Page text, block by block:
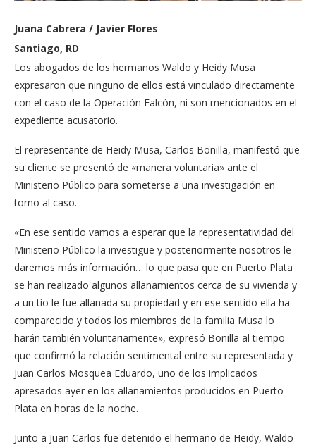
Juana Cabrera / Javier Flores
Santiago, RD
Los abogados de los hermanos Waldo y Heidy Musa
expresaron que ninguno de ellos está vinculado directamente
con el caso de la Operación Falcón, ni son mencionados en el
expediente acusatorio.
El representante de Heidy Musa, Carlos Bonilla, manifestó que
su cliente se presentó de «manera voluntaria» ante el
Ministerio Público para someterse a una investigación en
torno al caso.
«En ese sentido vamos a esperar que la representatividad del
Ministerio Público la investigue y posteriormente nosotros le
daremos más información… lo que pasa que en Puerto Plata
se han realizado algunos allanamientos cerca de su vivienda y
a un tío le fue allanada su propiedad y en ese sentido ella ha
comparecido y todos los miembros de la familia Musa lo
harán también voluntariamente», expresó Bonilla al tiempo
que confirmó la relación sentimental entre su representada y
Juan Carlos Mosquea Eduardo, uno de los implicados
apresados ayer en los allanamientos producidos en Puerto
Plata en horas de la noche.
Junto a Juan Carlos fue detenido el hermano de Heidy, Waldo